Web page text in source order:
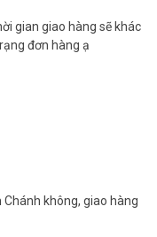
gian giao hàng sẽ khác
đơn hàng ạ
không, giao hàng